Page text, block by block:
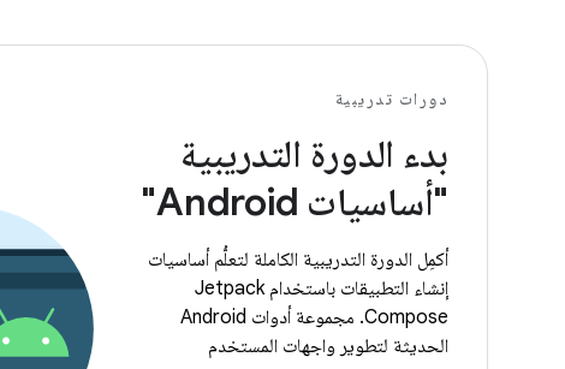
دورات تدريبية
بدء الدورة التدريبية
"أساسيات Android"
أكمِل الدورة التدريبية الكاملة لتعلُّم أساسيات
إنشاء التطبيقات باستخدام Jetpack
Compose. مجموعة أدوات Android
الحديثة لتطوير واجهات المستخدم